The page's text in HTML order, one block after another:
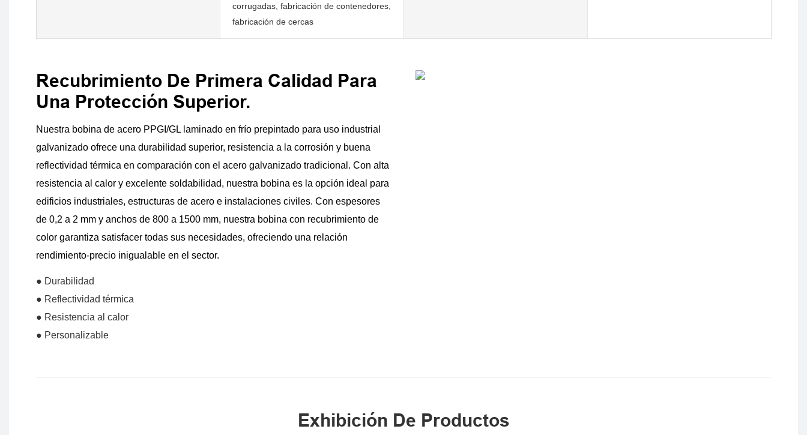
corrugadas, fabricación de contenedores,
fabricación de cercas
Recubrimiento De Primera Calidad Para
Una Protección Superior.
Nuestra bobina de acero PPGI/GL laminado en frío prepintado para uso industrial
galvanizado ofrece una durabilidad superior, resistencia a la corrosión y buena
reflectividad térmica en comparación con el acero galvanizado tradicional. Con alta
resistencia al calor y excelente soldabilidad, nuestra bobina es la opción ideal para
edificios industriales, estructuras de acero e instalaciones civiles. Con espesores
de 0,2 a 2 mm y anchos de 800 a 1500 mm, nuestra bobina con recubrimiento de
color garantiza satisfacer todas sus necesidades, ofreciendo una relación
rendimiento-precio inigualable en el sector.
● Durabilidad
● Reflectividad térmica
● Resistencia al calor
● Personalizable
Exhibición De Productos